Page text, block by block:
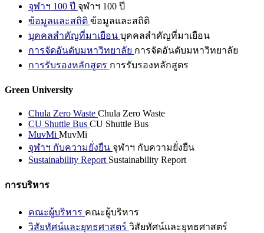
จุฬาฯ 100 ปี จุฬาฯ 100 ปี
ข้อมูลและสถิติ ข้อมูลและสถิติ
บุคคลสำคัญที่มาเยือน บุคคลสำคัญที่มาเยือน
การจัดอันดับมหาวิทยาลัย การจัดอันดับมหาวิทยาลัย
การรับรองหลักสูตร การรับรองหลักสูตร
Green University
Chula Zero Waste Chula Zero Waste
CU Shuttle Bus CU Shuttle Bus
MuvMi MuvMi
จุฬาฯ กับความยั่งยืน จุฬาฯ กับความยั่งยืน
Sustainability Report Sustainability Report
การบริหาร
คณะผู้บริหาร คณะผู้บริหาร
วิสัยทัศน์และยุทธศาสตร์ วิสัยทัศน์และยุทธศาสตร์